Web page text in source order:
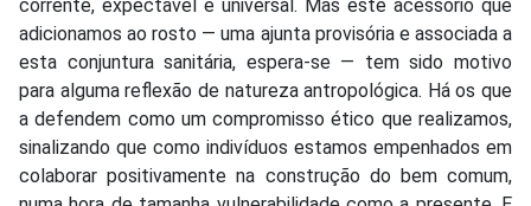
corrente, expectável e universal. Mas este acessório que
adicionamos ao rosto — uma ajunta provisória e associada a
esta conjuntura sanitária, espera-se — tem sido motivo
para alguma reflexão de natureza antropológica. Há os que
a defendem como um compromisso ético que realizamos,
sinalizando que como indivíduos estamos empenhados em
colaborar positivamente na construção do bem comum,